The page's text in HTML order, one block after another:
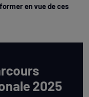
en vue de ces
2025